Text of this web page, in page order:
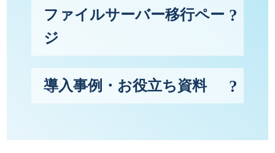
ファイルサーバー移行ペー
ジ
導入事例・お役立ち資料